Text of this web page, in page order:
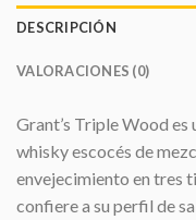
DESCRIPCIÓN
VALORACIONES (0)
Grant’s Triple Wood es
whisky escocés de
envejecimiento en tres
confiere a su perfil de